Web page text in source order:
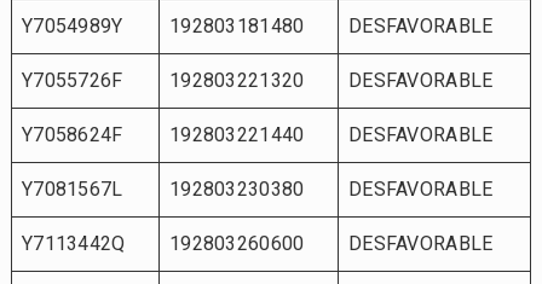
Y7054989Y 192803181480 DESFAVORABLE
Y7055726F 192803221320 DESFAVORABLE
Y7058624F 192803221440 DESFAVORABLE
Y7081567L 192803230380 DESFAVORABLE
Y7113442Q 192803260600 DESFAVORABLE